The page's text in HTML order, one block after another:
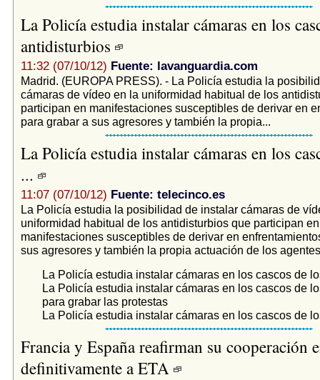
La Policía estudia instalar cámaras en los
antidisturbios
11:32 (07/10/12) Fuente: lavanguardia.com
Madrid. (EUROPA PRESS). - La Policía estudia la
cámaras de vídeo en la uniformidad habitual de los
participan en manifestaciones susceptibles de derivar en
para grabar a sus agresores y también la propia...
La Policía estudia instalar cámaras en los
...
11:07 (07/10/12) Fuente: telecinco.es
La Policía estudia la posibilidad de instalar cámaras de
uniformidad habitual de los antidisturbios que participan en
manifestaciones susceptibles de derivar en
sus agresores y también la propia actuación de los
La Policía estudia instalar cámaras en los cascos de
La Policía estudia instalar cámaras en los cascos de
para grabar las protestas
La Policía estudia instalar cámaras en los cascos de
Francia y España reafirman su cooperación
definitivamente a ETA